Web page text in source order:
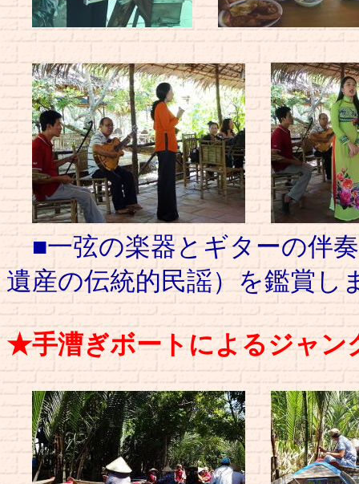
■一弦の楽器とギターの伴
遺産の伝統的民謡）を鑑賞し
★手漕ぎボートによるジャン